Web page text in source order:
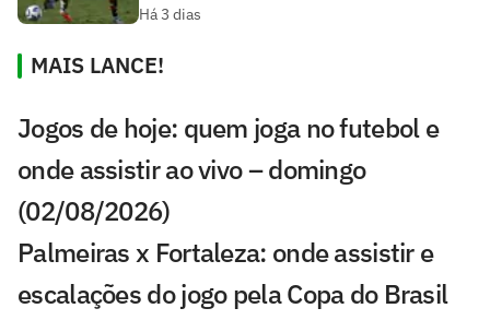
Há 3 dias
MAIS LANCE!
Jogos de hoje: quem joga no futebol e
onde assistir ao vivo – domingo
(02/08/2026)
Palmeiras x Fortaleza: onde assistir e
escalações do jogo pela Copa do Brasil